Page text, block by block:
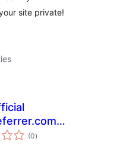
site private!
(0totaal
waarderingen
)